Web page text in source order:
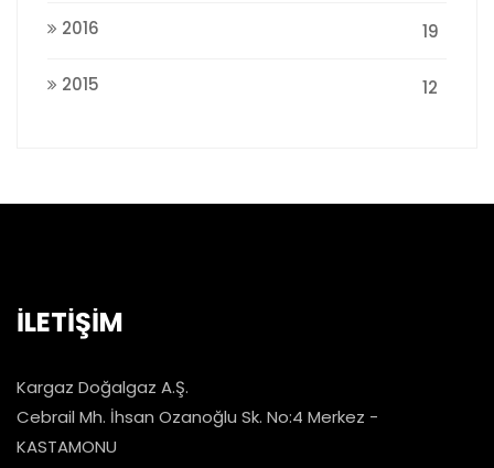
2016 19
2015 12
İLETİŞİM
Kargaz Doğalgaz A.Ş.
Cebrail Mh. İhsan Ozanoğlu Sk. No:4 Merkez -
KASTAMONU